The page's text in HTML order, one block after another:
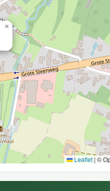
×
Leaflet | ©